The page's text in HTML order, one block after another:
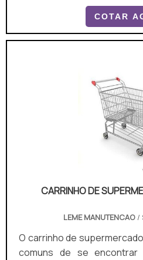
movimentar cargas
Perfeito para indústrias,
esse carrinho otimiza o
COTAR
CARRINHO DE
LEME MANUTENCAO/
O carrinho de
comuns de se encontrar